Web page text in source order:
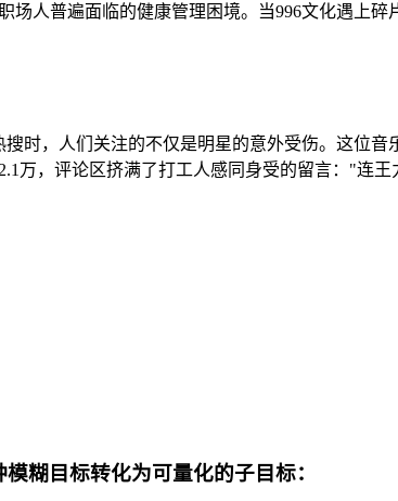
场人普遍面临的健康管理困境。当996文化遇上
搜时，人们关注的不仅是明星的意外受伤。这位
万，评论区挤满了打工人感同身受的留言："连
糊目标转化为可量化的子目标：